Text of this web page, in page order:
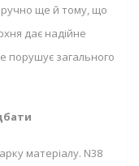
ще й тому, що
дає надійне
порушує загального
матеріалу. N38